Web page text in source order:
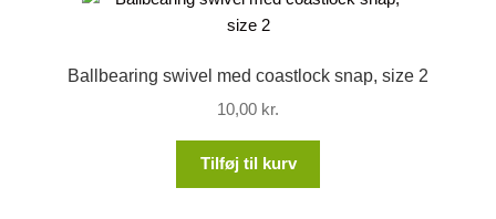
Ballbearing swivel med coastlock snap, size 2
10,00 kr.
Tilføj til kurv